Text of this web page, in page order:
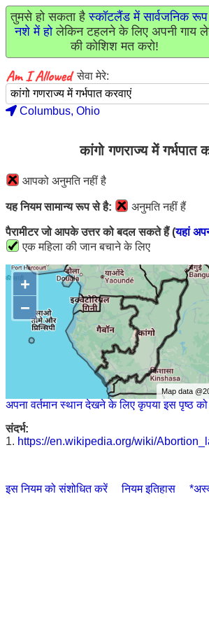
तुमसे हो सकता हैस्कॉटलैंड में सार्वजनिक
नशे में होलेकिन टहलने के लिए अपनी गाय
की कोशिश मत करो!
सेवा मेरे:
Columbus, Ohio
कांगो गणराज्य में गर्भपात
आपको अनुमति नहीं है
यह नियम सामान्य रूप से है: अनुमति नहीं हैं
पैरामीटर जो आपके उत्तर को बदल सकते हैं (यहां
एक महिला की जान बचाने के लिए
+
−
Map data
अपना वर्तमान स्थान देखने के लिए कृपया इस पृष्ठ
संदर्भ:
1. https://en.wikipedia.org/wiki/
इस नियम को संशोधित करें नियम इतिहास